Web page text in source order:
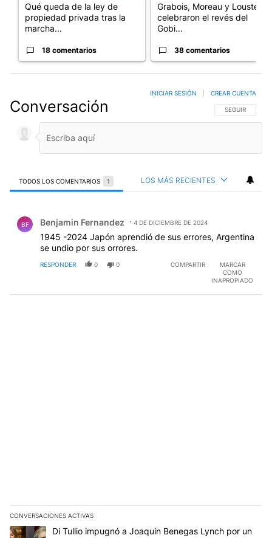
Qué queda de la ley de
propiedad privada tras la
marcha...
18 comentarios
Grabois, Moreau y Lousteau
celebraron el revés del
Gobi...
38 comentarios
Conversación SIGA ESTA
SEGUIR
INICIAR SESIÓN CREAR CUENTA
TODOS LOS COMENTARIOS 1 LOS MÁS RECIENTES
BF Benjamin Fernandez 4 DE DICIEMBRE DE 2024
1945 -2024 Japón aprendió de sus errores, Argentina
se undio por sus orrores.
RESPONDER 0 0 COMPARTIR
MARCAR
COMO
INAPROPIADO
CONVERSACIONES ACTIVAS
Este listado muestra los artículos con más comentarios en los
Un artículo de tendencia con el título "Di Tullio impugnó a
Di Tullio impugnó a Joaquín Benegas Lynch por un